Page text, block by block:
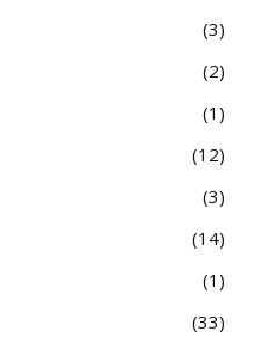
3
2
1
12
3
14
1
33